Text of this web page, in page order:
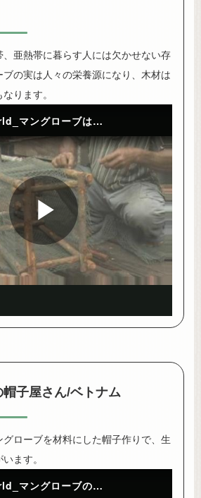
、亜熱帯に暮らす人には欠かせない存
の実は人々の栄養源になり、木材は
ります。
mangrove-world_マングローブは大事な生活インフラ/マレーシア
Play
Video
子屋さん/ベトナム
ローブを材料にした帽子作りで、生
ます。
mangrove-world_マングローブの帽子屋さん/ベトナム